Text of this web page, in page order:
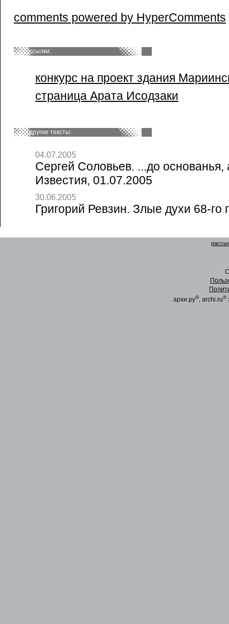
comments powered by HyperComments
ссылки:
конкурс на проект здания
страница Арата Исодзаки
другие тексты:
04.07.2005
Сергей Соловьев. ...до
Известия, 01.07.2005
30.06.2005
Григорий Ревзин. Злые духи 68-го
архи.ру®, archi.ru®